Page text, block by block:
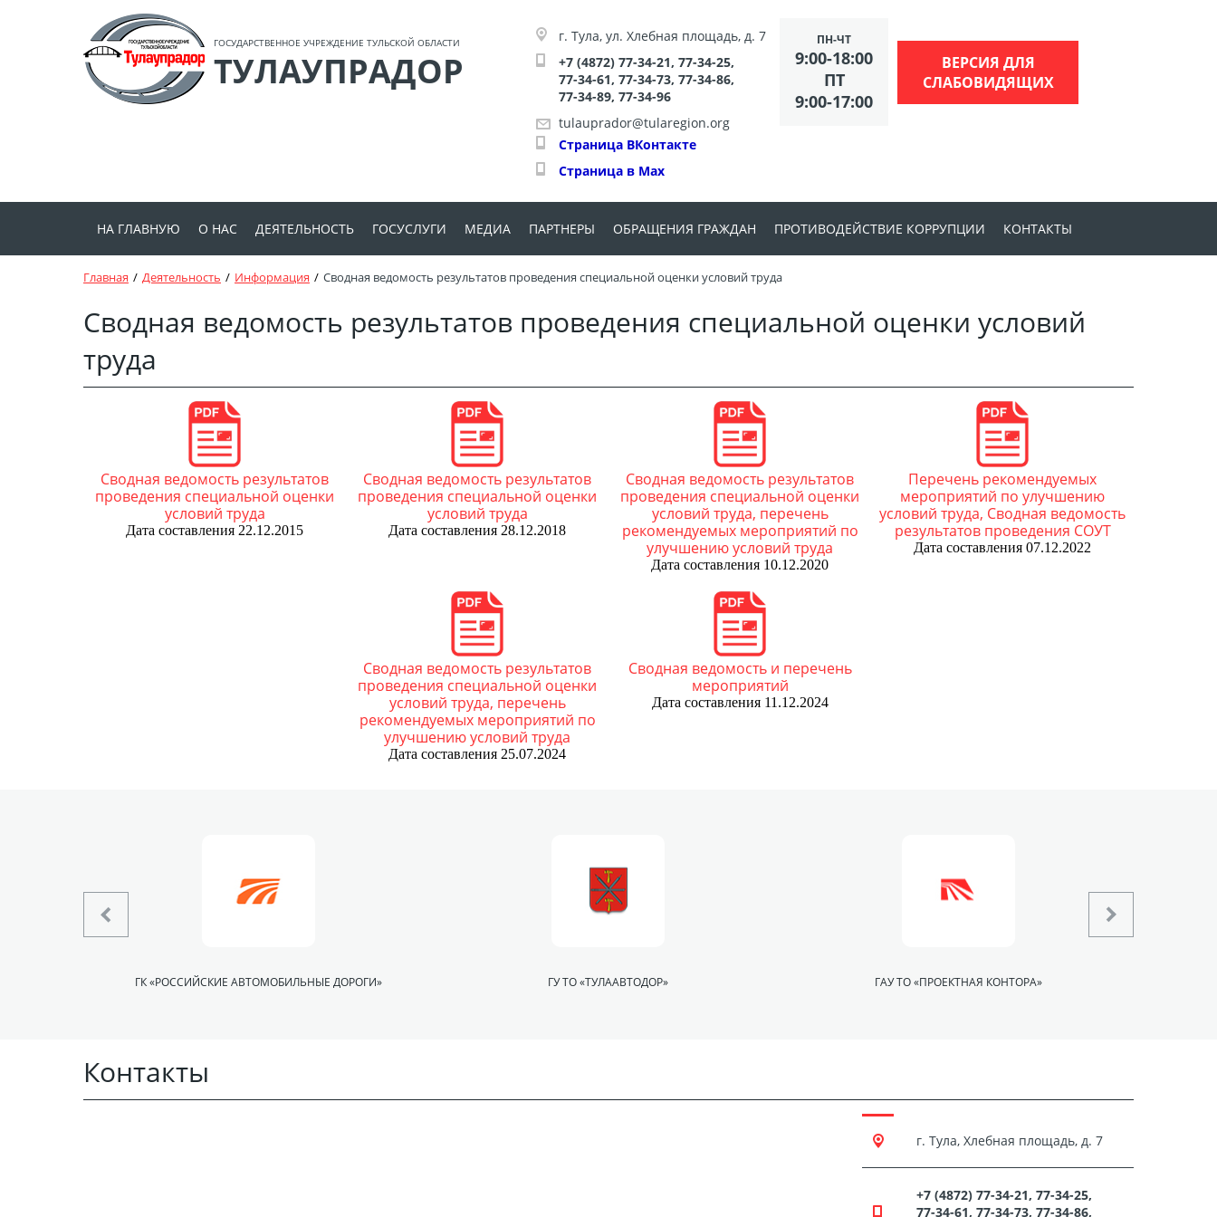
Версия для слабовидящих: Выкл Размер шрифта: A A Цветовая схема:
ГОСУДАРСТВЕННОЕ УЧРЕЖДЕНИЕ ТУЛЬСКОЙ ОБЛАСТИ
ТУЛАУПРАДОР
г. Тула, ул. Хлебная площадь, д. 7
+7 (4872) 77-34-21, 77-34-25,
77-34-61, 77-34-73, 77-34-86,
77-34-89, 77-34-96
tulauprador@tularegion.org
Страница ВКонтакте
Страница в Max
ПН-ЧТ
9:00-18:00
ПТ
9:00-17:00
ВЕРСИЯ ДЛЯ
СЛАБОВИДЯЩИХ
НА ГЛАВНУЮ О НАС
Устав
Общественный совет
Учетная политика
Вакансии
ДЕЯТЕЛЬНОСТЬ
Перечень автомобильных дорог
Формы и бланки
Основные нормативно-правовые акты
Реализация проектов по фотовидеофиксации
Места размещения автоматических пунктов
весогабаритного контроля
ГОСУСЛУГИ
Информационное обеспечение
Опрос удовлетворенности предоставлением
государственной услуги
Официальное мини-приложение «Госуслуги» в
соцсети ВКонтакте
МЕДИА
Региональный проект "ЗОЖ"
Завершенные проекты
ПАРТНЕРЫ ОБРАЩЕНИЯ ГРАЖДАН
Согласие на обработку персональных данных
пользователей
Согласие на обработку персональных данных с
использованием метрических программ
Политика использования cookies
ПРОТИВОДЕЙСТВИЕ КОРРУПЦИИ
противодействия коррупции
Формы документов, связанных с
противодействием коррупции, для заполнения
Обратная связь для сообщений о фактах
коррупции
КОНТАКТЫ
Главная Деятельность Информация Сводная ведомость результатов проведения специальной оценки условий труда
Сводная ведомость результатов проведения специальной оценки условий
труда
Сводная ведомость результатов
проведения специальной оценки
условий труда
Дата составления 22.12.2015
Сводная ведомость результатов
проведения специальной оценки
условий труда
Дата составления 28.12.2018
Сводная ведомость результатов
проведения специальной оценки
условий труда, перечень
рекомендуемых мероприятий по
улучшению условий труда
Дата составления 10.12.2020
Перечень рекомендуемых
мероприятий по улучшению
условий труда, Сводная ведомость
результатов проведения СОУТ
Дата составления 07.12.2022
Сводная ведомость результатов
проведения специальной оценки
условий труда, перечень
рекомендуемых мероприятий по
улучшению условий труда
Дата составления 25.07.2024
Сводная ведомость и перечень
мероприятий
Дата составления 11.12.2024
ГК «РОССИЙСКИЕ АВТОМОБИЛЬНЫЕ ДОРОГИ» ГУ ТО «ТУЛААВТОДОР» ГАУ ТО «ПРОЕКТНАЯ КОНТОРА»
Контакты
г. Тула, Хлебная площадь, д. 7
+7 (4872) 77-34-21, 77-34-25,
77-34-61, 77-34-73, 77-34-86,